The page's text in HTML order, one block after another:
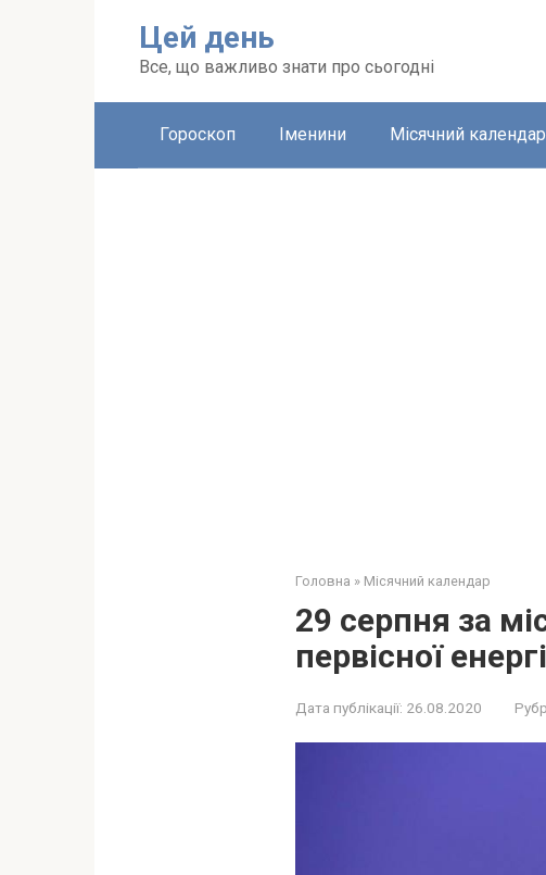
Цей день
Все, що важливо знати про сьогодні
Гороскоп Іменини Місячний календар
Головна » Місячний календар
29 серпня за
первісної
Дата публікації: 26.08.2020